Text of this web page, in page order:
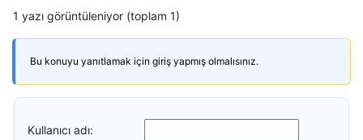
1 yazı görüntüleniyor (toplam 1)
Bu konuyu yanıtlamak için giriş yapmış olmalısınız.
Kullanıcı adı: